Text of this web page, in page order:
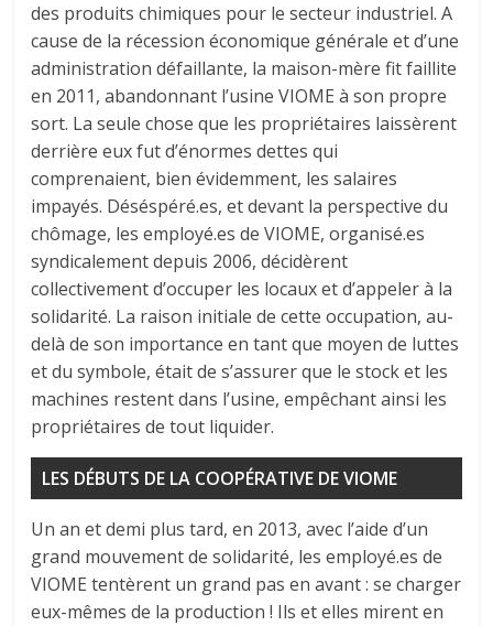
des produits chimiques pour le secteur industriel. A
cause de la récession économique générale et d’une
administration défaillante, la maison-mère fit faillite
en 2011, abandonnant l’usine VIOME à son propre
sort. La seule chose que les propriétaires laissèrent
derrière eux fut d’énormes dettes qui
comprenaient, bien évidemment, les salaires
impayés. Déséspéré.es, et devant la perspective du
chômage, les employé.es de VIOME, organisé.es
syndicalement depuis 2006, décidèrent
collectivement d’occuper les locaux et d’appeler à la
solidarité. La raison initiale de cette occupation, au-
delà de son importance en tant que moyen de luttes
et du symbole, était de s’assurer que le stock et les
machines restent dans l’usine, empêchant ainsi les
propriétaires de tout liquider.
LES DÉBUTS DE LA COOPÉRATIVE DE VIOME
Un an et demi plus tard, en 2013, avec l’aide d’un
grand mouvement de solidarité, les employé.es de
VIOME tentèrent un grand pas en avant : se charger
eux-mêmes de la production ! Ils et elles mirent en